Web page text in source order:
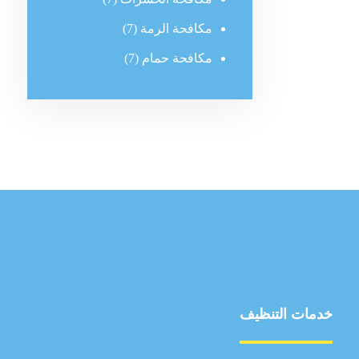
مكافحة الرمة (7)
مكافحة حمام (7)
خدمات التنظيف